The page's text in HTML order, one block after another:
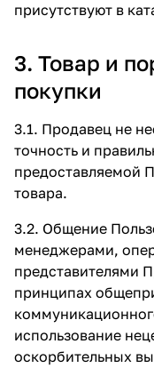
присутствуют в
3. Товар и
покупки
3.1. Продавец не
точность и
предоставляемой
товара.
3.2. Общение
менеджерами,
представителями
принципах
использование
оскорбительных